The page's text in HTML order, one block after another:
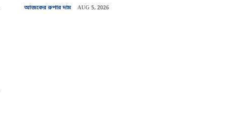
আজকের রুপার দাম AUG 5, 2026